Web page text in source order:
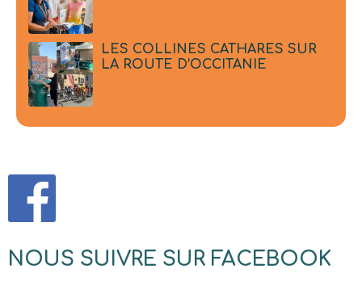
LES COLLINES CATHARES SUR
LA ROUTE D’OCCITANIE
NOUS SUIVRE SUR FACEBOOK